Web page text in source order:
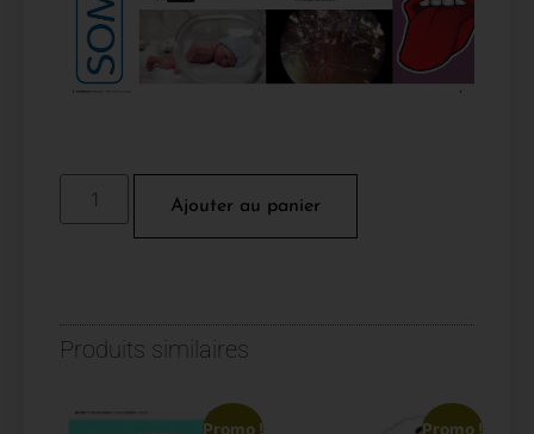
Ajouter au panier
Produits similaires
Promo ! Promo !